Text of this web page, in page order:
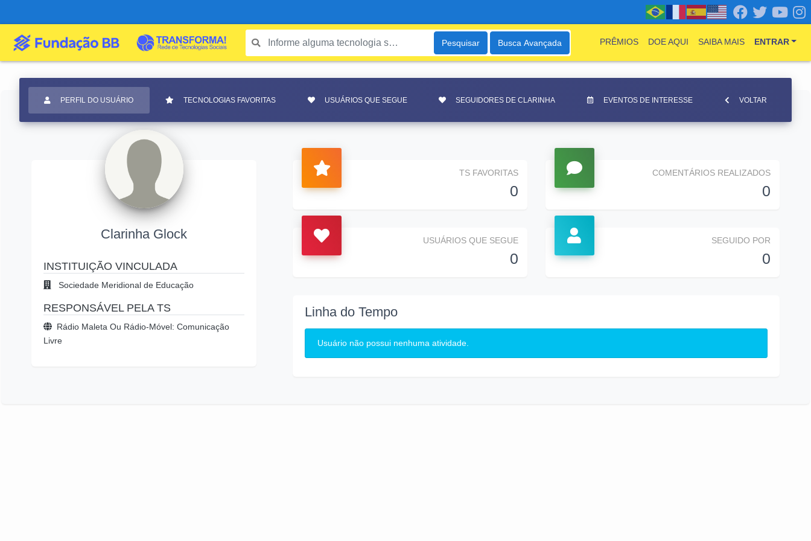
Pesquisar Busca Avançada PRÊMIOS DOE AQUI SAIBA MAIS ENTRAR
PERFIL DO USUÁRIO TECNOLOGIAS FAVORITAS USUÁRIOS QUE SEGUE SEGUIDORES DE CLARINHA EVENTOS DE INTERESSE VOLTAR
Clarinha Glock
INSTITUIÇÃO VINCULADA
Sociedade Meridional de Educação
RESPONSÁVEL PELA TS
Rádio Maleta Ou Rádio-Móvel: Comunicação
Livre
TS FAVORITAS
0
COMENTÁRIOS REALIZADOS
0
USUÁRIOS QUE SEGUE
0
SEGUIDO POR
0
Linha do Tempo
Usuário não possui nenhuma atividade.